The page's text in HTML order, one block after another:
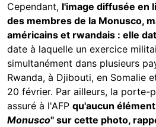
Cependant, l'image diffusée en
des membres de la Monusco,
américains et rwandais : elle
date à laquelle un exercice
simultanément dans plusieurs
Rwanda, à Djibouti, en Somalie
20 février. Par ailleurs, la porte-
assuré à l'AFP qu'aucun
Monusco" sur cette photo,